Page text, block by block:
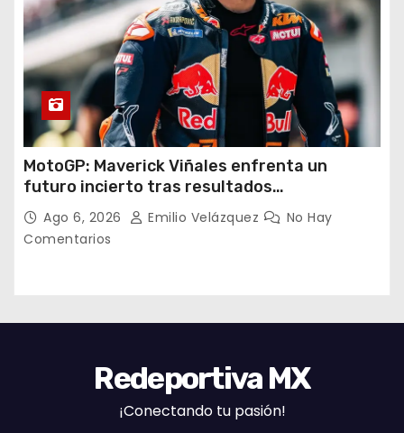
MotoGP: Maverick Viñales enfrenta un
futuro incierto tras resultados
decepcionantes
Ago 6, 2026 Emilio Velázquez
No Hay
Comentarios
Redeportiva MX
¡Conectando tu pasión!